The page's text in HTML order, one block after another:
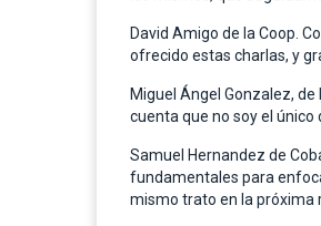
David Amigo de la Coop.
ofrecido estas charlas, y
Miguel Ángel Gonzalez,
cuenta que no soy el único
Samuel Hernandez de
fundamentales para
mismo trato en la próxima